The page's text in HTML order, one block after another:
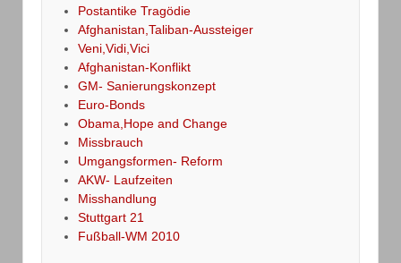
Postantike Tragödie
Afghanistan,Taliban-Aussteiger
Veni,Vidi,Vici
Afghanistan-Konflikt
GM- Sanierungskonzept
Euro-Bonds
Obama,Hope and Change
Missbrauch
Umgangsformen- Reform
AKW- Laufzeiten
Misshandlung
Stuttgart 21
Fußball-WM 2010